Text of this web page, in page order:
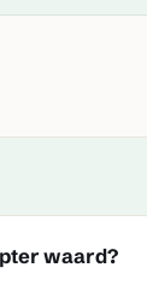
waard?